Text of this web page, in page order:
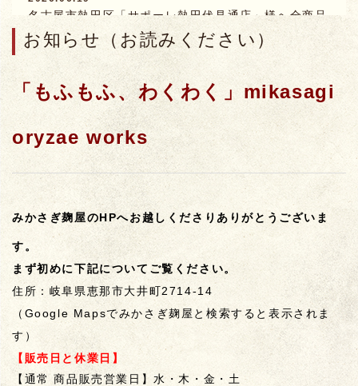
名古屋市熱田区「サポーレ熱田伏見通店」様へ全商品
納品しました。お味噌ブースに当店のコーナーがあり
ます。
2026.06.03
6月13．14日 いわむら城下町クラフトフェアで薬膳
塩麹カレーを販売します♪
2026.05.04
今年も田植えが無事に終わりました。みかさぎ麹屋の
麹作りは、ここから始まっています。豊作であります
ように。
2026.02.27
公式ラインのご登録はここをタップ♪月に２回程度の
配信です。時々クーポン配信もあります。
2026.01.28
✨冬季メニュー「ゆずぽん、黄ゆずこしょう、金山寺
味味噌」完売しました。次は12中旬より販売予定で
す。
お知らせ（お読みください）
「もふもふ、わくわく」 mikasagi
oryzae works
みかさぎ麹屋のHPへお越しくださりありがとうございま
す。
まず初めに下記についてご覧ください。
住所：岐阜県恵那市大井町2714-14
（Google Mapsでみかさぎ麹屋と検索すると表示されま
す）
【販売日と休業日】
【通常 商品販売営業日】水・木・金・土